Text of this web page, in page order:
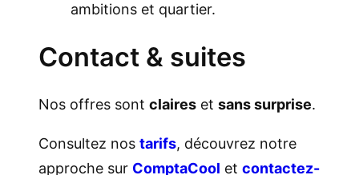
ambitions et quartier.
Contact & suites
Nos offres sont claires et sans surprise.
Consultez nos tarifs, découvrez notre
approche sur ComptaCool et contactez-